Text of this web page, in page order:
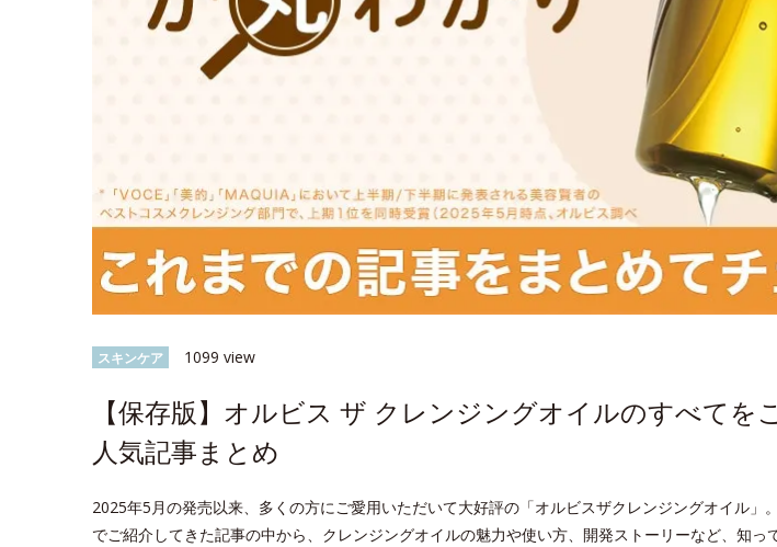
スキンケア 1099 view
【保存版】オルビス ザ クレンジングオイルのすべてを
人気記事まとめ
2025年5月の発売以来、多くの方にご愛用いただいて大好評の「オルビスザクレンジングオイル」
でご紹介してきた記事の中から、クレンジングオイルの魅力や使い方、開発ストーリーなど、知っ